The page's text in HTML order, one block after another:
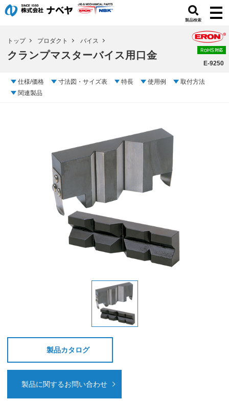
製品検索
トップ プロダクト バイス
クランプマスターバイス用口金
E-9250
仕様/価格 寸法図・サイズ表 特長 使用例
取付方法
関連製品
製品カタログ
製品に関するお問い合わせ